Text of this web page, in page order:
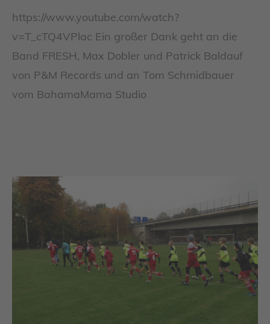
https://www.youtube.com/watch?
v=T_cTQ4VPlac Ein großer Dank geht an die
Band FRESH, Max Dobler und Patrick Baldauf
von P&M Records und an Tom Schmidbauer
vom BahamaMama Studio